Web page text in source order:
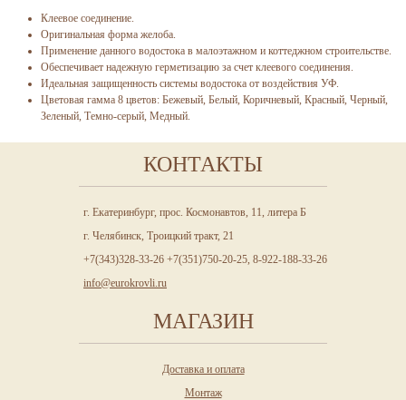
Клеевое соединение.
Оригинальная форма желоба.
Применение данного водостока в малоэтажном и коттеджном строительстве.
Обеспечивает надежную герметизацию за счет клеевого соединения.
Идеальная защищенность системы водостока от воздействия УФ.
Цветовая гамма 8 цветов: Бежевый, Белый, Коричневый, Красный, Черный,
Зеленый, Темно-серый, Медный.
КОНТАКТЫ
г. Екатеринбург, прос. Космонавтов, 11, литера Б
г. Челябинск, Троицкий тракт, 21
+7(343)328-33-26 +7(351)750-20-25, 8-922-188-33-26
info@eurokrovli.ru
МАГАЗИН
Доставка и оплата
Монтаж